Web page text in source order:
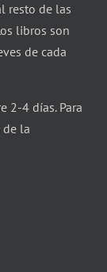
resto de las
libros son
de cada
2-4 días. Para
la